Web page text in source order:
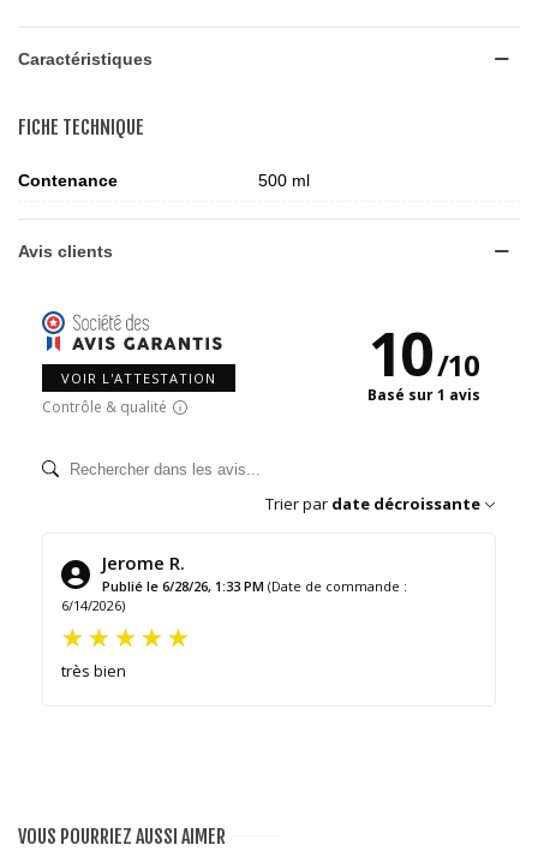
Caractéristiques
FICHE TECHNIQUE
Contenance 500 ml
Avis clients
VOIR L'ATTESTATION
Contrôle & qualité
10/10
Basé sur 1 avis
Trier par date décroissante
Jerome R.
Publié le 6/28/26, 1:33 PM (Date de commande :
6/14/2026)
très bien
VOUS POURRIEZ AUSSI AIMER